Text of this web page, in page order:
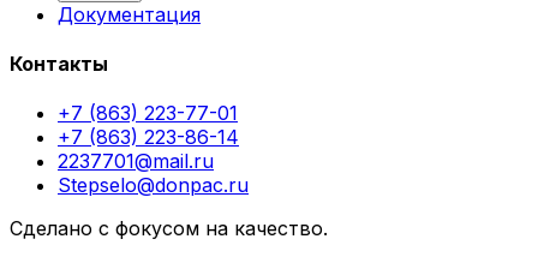
Документация
Контакты
+7 (863) 223-77-01
+7 (863) 223-86-14
2237701@mail.ru
Stepselo@donpac.ru
Сделано с фокусом на качество.